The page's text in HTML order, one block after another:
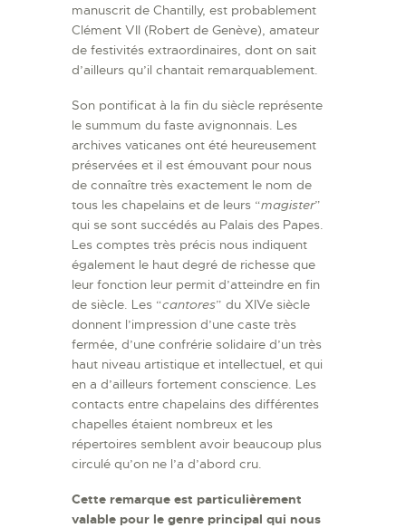
manuscrit de Chantilly, est probablement
Clément VII (Robert de Genève), amateur
de festivités extraordinaires, dont on sait
d’ailleurs qu’il chantait remarquablement.
Son pontificat à la fin du siècle représente
le summum du faste avignonnais. Les
archives vaticanes ont été heureusement
préservées et il est émouvant pour nous
de connaître très exactement le nom de
tous les chapelains et de leurs “magister”
qui se sont succédés au Palais des Papes.
Les comptes très précis nous indiquent
également le haut degré de richesse que
leur fonction leur permit d’atteindre en fin
de siècle. Les “cantores” du XIVe siècle
donnent l’impression d’une caste très
fermée, d’une confrérie solidaire d’un très
haut niveau artistique et intellectuel, et qui
en a d’ailleurs fortement conscience. Les
contacts entre chapelains des différentes
chapelles étaient nombreux et les
répertoires semblent avoir beaucoup plus
circulé qu’on ne l’a d’abord cru.
Cette remarque est particulièrement
valable pour le genre principal qui nous